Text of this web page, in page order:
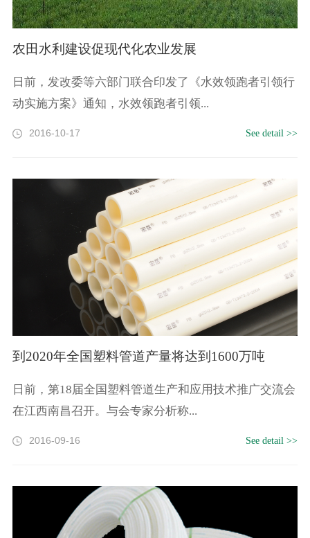
农田水利建设促现代化农业发展
日前，发改委等六部门联合印发了《水效领跑者引领行
动实施方案》通知，水效领跑者引领...
2016-10-17 See detail >>
到2020年全国塑料管道产量将达到1600万吨
日前，第18届全国塑料管道生产和应用技术推广交流会
在江西南昌召开。与会专家分析称...
2016-09-16 See detail >>